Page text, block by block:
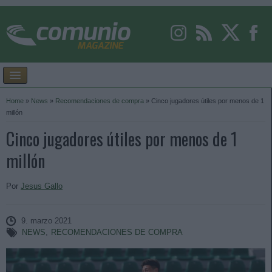
Home » News » Recomendaciones de compra » Cinco jugadores útiles por menos de 1
millón
Cinco jugadores útiles por menos de 1
millón
Por Jesus Gallo
9. marzo 2021
NEWS, RECOMENDACIONES DE COMPRA